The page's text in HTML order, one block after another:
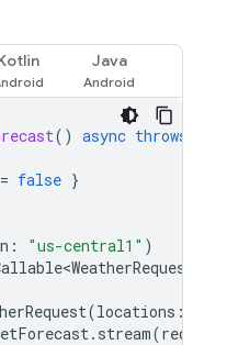
Java
() async throws
= false }
: "us-central1" )
(locations :
. stream(request